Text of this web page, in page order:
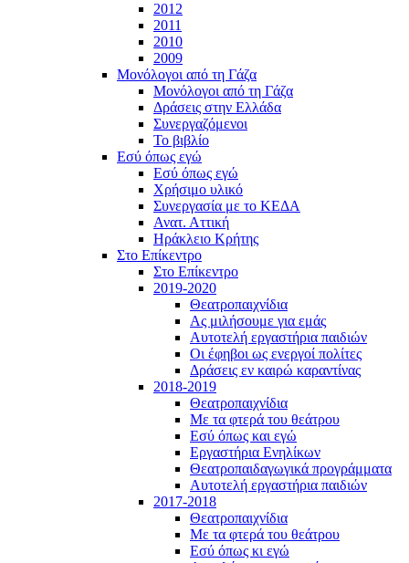
2012
2011
2010
2009
Μονόλογοι από τη Γάζα
Μονόλογοι από τη Γάζα
Δράσεις στην Ελλάδα
Συνεργαζόμενοι
To βιβλίο
Εσύ όπως εγώ
Εσύ όπως εγώ
Χρήσιμο υλικό
Συνεργασία με το ΚΕΔΑ
Ανατ. Αττική
Ηράκλειο Κρήτης
Στο Επίκεντρο
Στο Επίκεντρο
2019-2020
Θεατροπαιχνίδια
Ας μιλήσουμε για εμάς
Αυτοτελή εργαστήρια παιδιών
Οι έφηβοι ως ενεργοί πολίτες
Δράσεις εν καιρώ καραντίνας
2018-2019
Θεατροπαιχνίδια
Με τα φτερά του θεάτρου
Εσύ όπως και εγώ
Εργαστήρια Ενηλίκων
Θεατροπαιδαγωγικά προγράμματα
Αυτοτελή εργαστήρια παιδιών
2017-2018
Θεατροπαιχνίδια
Με τα φτερά του θεάτρου
Εσύ όπως κι εγώ